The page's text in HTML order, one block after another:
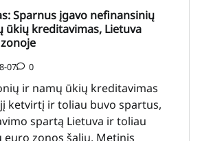
Sparnus įgavo nefinansinių
ūkių kreditavimas, Lietuva
07 0
ir namų ūkių kreditavimas
ketvirtį ir toliau buvo spartus,
spartą Lietuva ir toliau
euro zonos šalių. Metinis